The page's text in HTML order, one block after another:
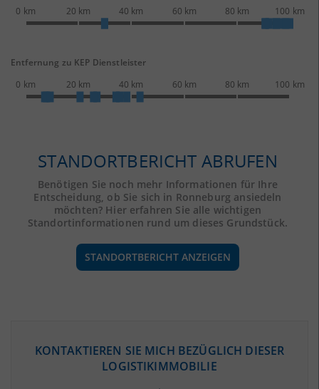
0 km
20 km 40 km 60 km 80 km 100 km
Entfernung zu KEP Dienstleister
0 km
20 km 40 km 60 km 80 km 100 km
STANDORTBERICHT ABRUFEN
Benötigen Sie noch mehr Informationen für Ihre
Entscheidung, ob Sie sich in Ronneburg ansiedeln
möchten? Hier erfahren Sie alle wichtigen
Standortinformationen rund um dieses Grundstück.
STANDORTBERICHT ANZEIGEN
(STAND: 12/2019)
KONTAKTIEREN SIE MICH BEZÜGLICH DIESER
LOGISTIKIMMOBILIE